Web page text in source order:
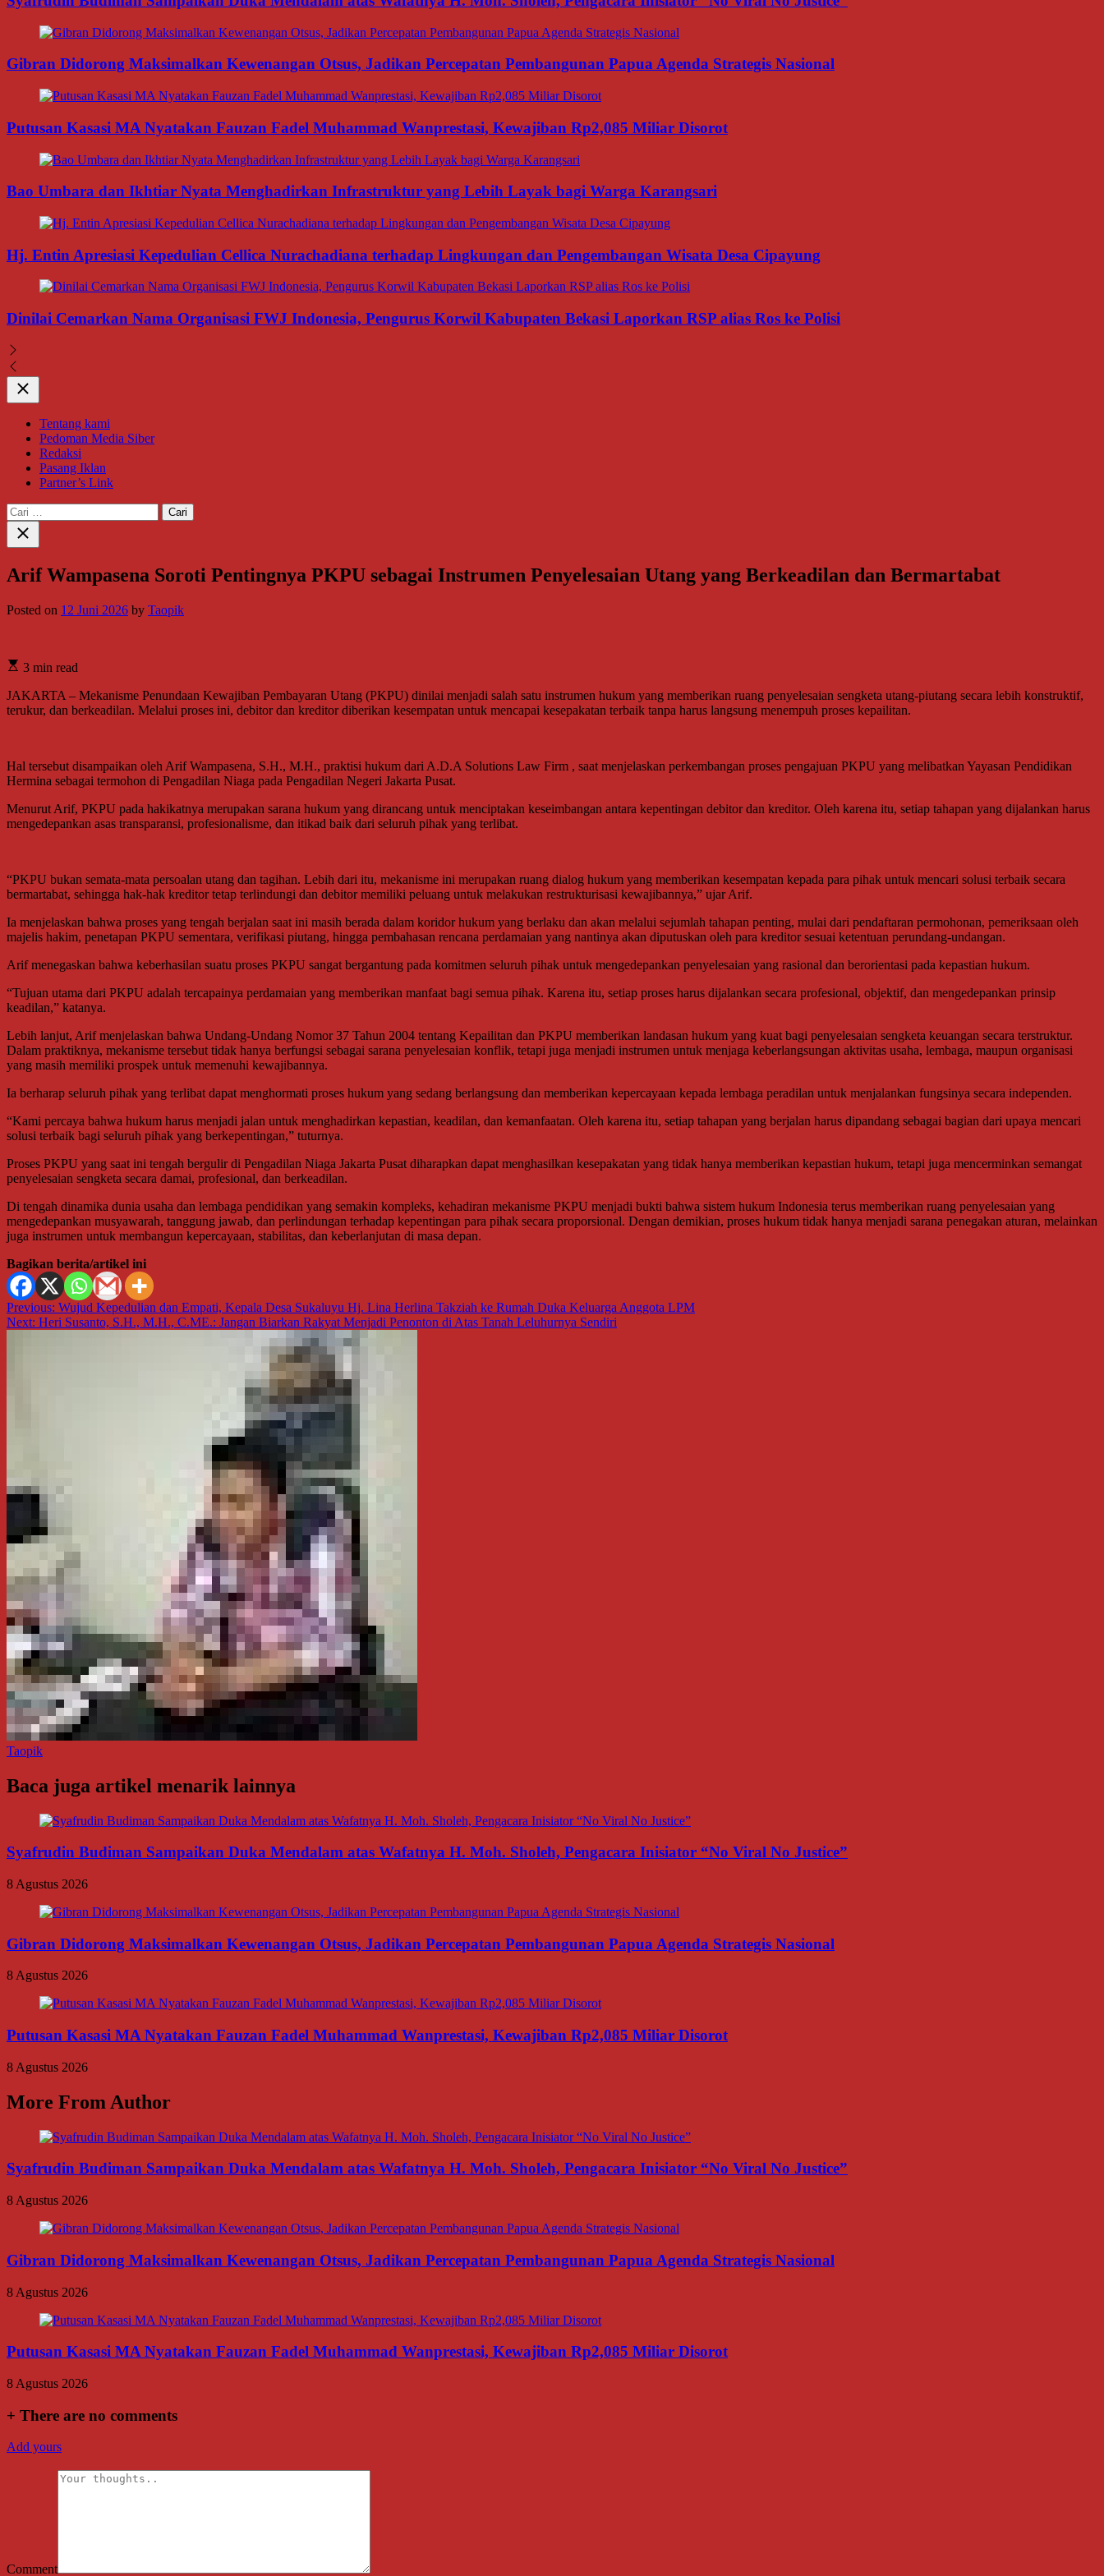
Gibran Didorong Maksimalkan Kewenangan Otsus, Jadikan Percepatan Pembangunan Papua Agenda Strategis Nasional
Putusan Kasasi MA Nyatakan Fauzan Fadel Muhammad Wanprestasi, Kewajiban Rp2,085 Miliar Disorot
Bao Umbara dan Ikhtiar Nyata Menghadirkan Infrastruktur yang Lebih Layak bagi Warga Karangsari
Hj. Entin Apresiasi Kepedulian Cellica Nurachadiana terhadap Lingkungan dan Pengembangan Wisata Desa Cipayung
Dinilai Cemarkan Nama Organisasi FWJ Indonesia, Pengurus Korwil Kabupaten Bekasi Laporkan RSP alias Ros ke Polisi
Close
Tentang kami
Pedoman Media Siber
Redaksi
Pasang Iklan
Partner’s Link
Cari
untuk:
Close
search
Arif Wampasena Soroti Pentingnya PKPU sebagai Instrumen Penyelesaian Utang yang Berkeadilan dan Bermartabat
Posted on 12 Juni 2026 by Taopik
3 min read
JAKARTA – Mekanisme Penundaan Kewajiban Pembayaran Utang (PKPU) dinilai menjadi salah satu instrumen hukum yang memberikan ruang penyelesaian sengketa utang-piutang secara lebih konstruktif,
terukur, dan berkeadilan. Melalui proses ini, debitor dan kreditor diberikan kesempatan untuk mencapai kesepakatan terbaik tanpa harus langsung menempuh proses kepailitan.
Hal tersebut disampaikan oleh Arif Wampasena, S.H., M.H., praktisi hukum dari A.D.A Solutions Law Firm , saat menjelaskan perkembangan proses pengajuan PKPU yang melibatkan Yayasan Pendidikan
Hermina sebagai termohon di Pengadilan Niaga pada Pengadilan Negeri Jakarta Pusat.
Menurut Arif, PKPU pada hakikatnya merupakan sarana hukum yang dirancang untuk menciptakan keseimbangan antara kepentingan debitor dan kreditor. Oleh karena itu, setiap tahapan yang dijalankan harus
mengedepankan asas transparansi, profesionalisme, dan itikad baik dari seluruh pihak yang terlibat.
“PKPU bukan semata-mata persoalan utang dan tagihan. Lebih dari itu, mekanisme ini merupakan ruang dialog hukum yang memberikan kesempatan kepada para pihak untuk mencari solusi terbaik secara
bermartabat, sehingga hak-hak kreditor tetap terlindungi dan debitor memiliki peluang untuk melakukan restrukturisasi kewajibannya,” ujar Arif.
Ia menjelaskan bahwa proses yang tengah berjalan saat ini masih berada dalam koridor hukum yang berlaku dan akan melalui sejumlah tahapan penting, mulai dari pendaftaran permohonan, pemeriksaan oleh
majelis hakim, penetapan PKPU sementara, verifikasi piutang, hingga pembahasan rencana perdamaian yang nantinya akan diputuskan oleh para kreditor sesuai ketentuan perundang-undangan.
Arif menegaskan bahwa keberhasilan suatu proses PKPU sangat bergantung pada komitmen seluruh pihak untuk mengedepankan penyelesaian yang rasional dan berorientasi pada kepastian hukum.
“Tujuan utama dari PKPU adalah tercapainya perdamaian yang memberikan manfaat bagi semua pihak. Karena itu, setiap proses harus dijalankan secara profesional, objektif, dan mengedepankan prinsip
keadilan,” katanya.
Lebih lanjut, Arif menjelaskan bahwa Undang-Undang Nomor 37 Tahun 2004 tentang Kepailitan dan PKPU memberikan landasan hukum yang kuat bagi penyelesaian sengketa keuangan secara terstruktur.
Dalam praktiknya, mekanisme tersebut tidak hanya berfungsi sebagai sarana penyelesaian konflik, tetapi juga menjadi instrumen untuk menjaga keberlangsungan aktivitas usaha, lembaga, maupun organisasi
yang masih memiliki prospek untuk memenuhi kewajibannya.
Ia berharap seluruh pihak yang terlibat dapat menghormati proses hukum yang sedang berlangsung dan memberikan kepercayaan kepada lembaga peradilan untuk menjalankan fungsinya secara independen.
“Kami percaya bahwa hukum harus menjadi jalan untuk menghadirkan kepastian, keadilan, dan kemanfaatan. Oleh karena itu, setiap tahapan yang berjalan harus dipandang sebagai bagian dari upaya mencari
solusi terbaik bagi seluruh pihak yang berkepentingan,” tuturnya.
Proses PKPU yang saat ini tengah bergulir di Pengadilan Niaga Jakarta Pusat diharapkan dapat menghasilkan kesepakatan yang tidak hanya memberikan kepastian hukum, tetapi juga mencerminkan semangat
penyelesaian sengketa secara damai, profesional, dan berkeadilan.
Di tengah dinamika dunia usaha dan lembaga pendidikan yang semakin kompleks, kehadiran mekanisme PKPU menjadi bukti bahwa sistem hukum Indonesia terus memberikan ruang penyelesaian yang
mengedepankan musyawarah, tanggung jawab, dan perlindungan terhadap kepentingan para pihak secara proporsional. Dengan demikian, proses hukum tidak hanya menjadi sarana penegakan aturan, melainkan
juga instrumen untuk membangun kepercayaan, stabilitas, dan keberlanjutan di masa depan.
Bagikan berita/artikel ini
Navigasi
pos
Previous: Wujud Kepedulian dan Empati, Kepala Desa Sukaluyu Hj. Lina Herlina Takziah ke Rumah Duka Keluarga Anggota LPM
Next: Heri Susanto, S.H., M.H., C.ME.: Jangan Biarkan Rakyat Menjadi Penonton di Atas Tanah Leluhurnya Sendiri
Taopik
Baca juga artikel menarik lainnya
Syafrudin Budiman Sampaikan Duka Mendalam atas Wafatnya H. Moh. Sholeh, Pengacara Inisiator “No Viral No Justice”
8 Agustus 2026
Gibran Didorong Maksimalkan Kewenangan Otsus, Jadikan Percepatan Pembangunan Papua Agenda Strategis Nasional
8 Agustus 2026
Putusan Kasasi MA Nyatakan Fauzan Fadel Muhammad Wanprestasi, Kewajiban Rp2,085 Miliar Disorot
8 Agustus 2026
More From Author
Syafrudin Budiman Sampaikan Duka Mendalam atas Wafatnya H. Moh. Sholeh, Pengacara Inisiator “No Viral No Justice”
8 Agustus 2026
Gibran Didorong Maksimalkan Kewenangan Otsus, Jadikan Percepatan Pembangunan Papua Agenda Strategis Nasional
8 Agustus 2026
Putusan Kasasi MA Nyatakan Fauzan Fadel Muhammad Wanprestasi, Kewajiban Rp2,085 Miliar Disorot
8 Agustus 2026
+ There are no comments
Add yours
Comment